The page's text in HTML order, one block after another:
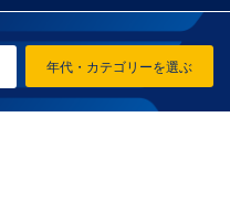
年代・カテゴリーを選ぶ